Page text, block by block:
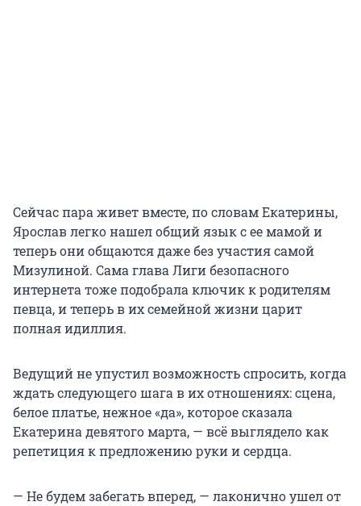
Сейчас пара живет вместе, по словам Екатерины,
Ярослав легко нашел общий язык с ее мамой и
теперь они общаются даже без участия самой
Мизулиной. Сама глава Лиги безопасного
интернета тоже подобрала ключик к родителям
певца, и теперь в их семейной жизни царит
полная идиллия.
Ведущий не упустил возможность спросить, когда
ждать следующего шага в их отношениях: сцена,
белое платье, нежное «да», которое сказала
Екатерина девятого марта, — всё выглядело как
репетиция к предложению руки и сердца.
— Не будем забегать вперед, — лаконично ушел от